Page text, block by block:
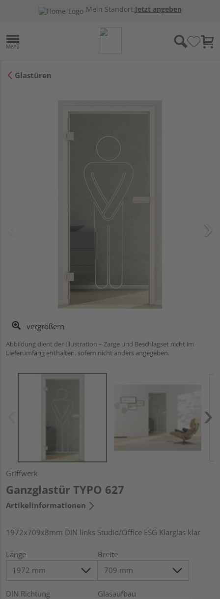
Mein Standort:Jetzt angeben
Glastüren
vergrößern
Abbildung dient der Illustration – Zarge und Beschlagset nicht im
Lieferumfang enthalten, sofern nicht anders angegeben.
Griffwerk
Ganzglastür TYPO 627
Artikelinformationen
1972x709x8mm DIN links Studio/Office ESG Klarglas klar
Länge Breite
DIN Richtung Glasaufbau